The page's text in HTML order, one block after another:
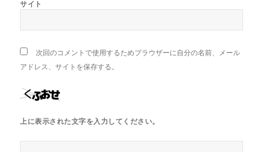
サイト
次回のコメントで使用するためブラウザーに自分の名前、メール
アドレス、サイトを保存する。
上に表示された文字を入力してください。